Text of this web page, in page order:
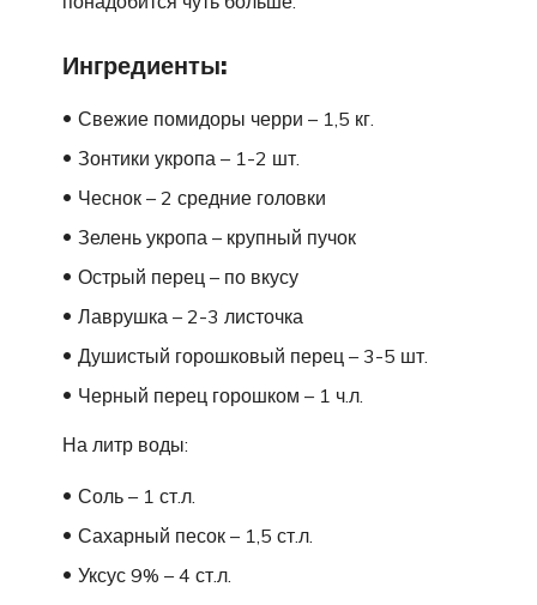
Ингредиенты:
Свежие помидоры черри – 1,5 кг.
Зонтики укропа – 1-2 шт.
Чеснок – 2 средние головки
Зелень укропа – крупный пучок
Острый перец – по вкусу
Лаврушка – 2-3 листочка
Душистый горошковый перец – 3-5 шт.
Черный перец горошком – 1 ч.л.
На литр воды:
Соль – 1 ст.л.
Сахарный песок – 1,5 ст.л.
Уксус 9% – 4 ст.л.